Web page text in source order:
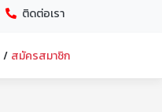
ติดต่อเรา
/ สมัครสมาชิก